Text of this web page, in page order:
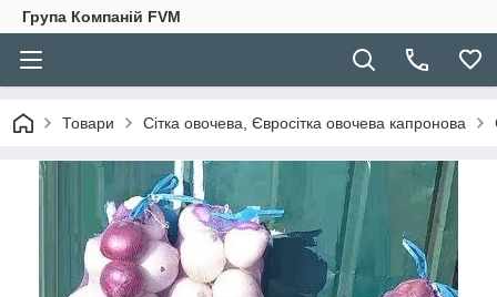
Група Компаній FVM
Товари Сітка овочева, Євросітка овочева капронова